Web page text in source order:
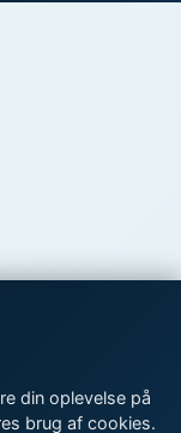
din oplevelse på
brug af cookies.